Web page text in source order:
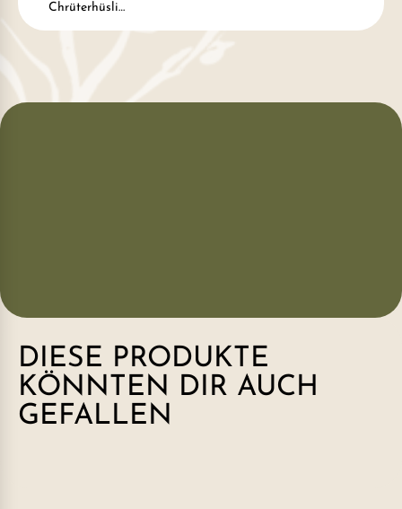
Chrüterhüsli
DIESE PRODUKTE
KÖNNTEN DIR AUCH
GEFALLEN